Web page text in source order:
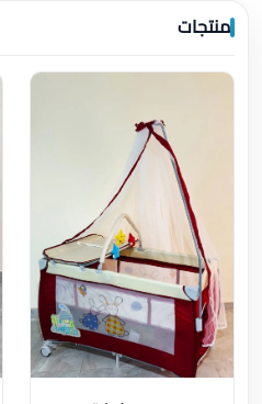
منتجات